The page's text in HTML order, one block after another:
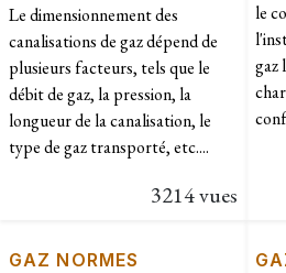
Le dimensionnement des
canalisations de gaz dépend de
plusieurs facteurs, tels que le
débit de gaz, la pression, la
longueur de la canalisation, le
type de gaz transporté, etc....
3214 vues
le
gaz
GAZ NORMES